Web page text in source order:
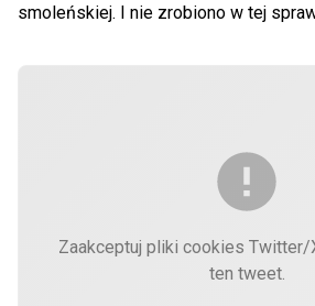
smoleńskiej. I nie zrobiono w tej
Zaakceptuj pliki cookies Twitter/
ten tweet.